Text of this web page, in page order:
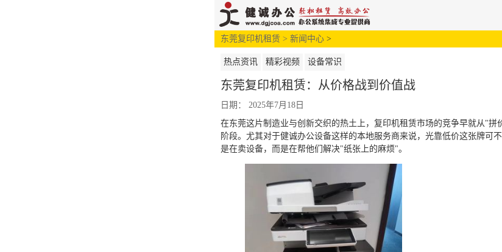
网站首页 解决方案
东莞复印机租赁 > 新闻中心 >
热点资讯 精彩视频 设备常识
东莞复印机租赁：从价格战到价值战
日期： 2025年7月18日
在东莞这片制造业与创新交织的热土上，复印机租赁市场的竞争早就从"拼
阶段。尤其对于健诚办公设备这样的本地服务商来说，光靠低价这张牌
是在卖设备，而是在帮他们解决"纸张上的麻烦"。